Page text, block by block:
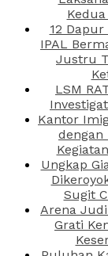
12
IPAL
Justru
LSM
Kantor
dengan
Ungkap
Sugit
Arena
Grati